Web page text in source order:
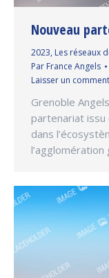
Nouveau
2023, Les réseaux
Par France Angels
Laisser un
Grenoble
partenariat issu
dans